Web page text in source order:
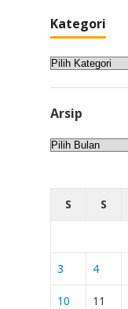
Kategori
Kategori
Arsip
Arsip
S
S
3 4
10 11